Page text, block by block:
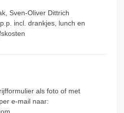
Sven-Oliver Dittrich
incl. drankjes, lunch en
als foto of met
e-mail naar: